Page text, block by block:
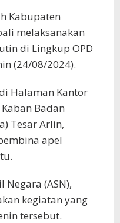
Kabupaten
melaksanakan
di Lingkup OPD
(24/08/2024).
Halaman Kantor
Badan
Tesar Arlin,
apel
(ASN),
kegiatan yang
tersebut.